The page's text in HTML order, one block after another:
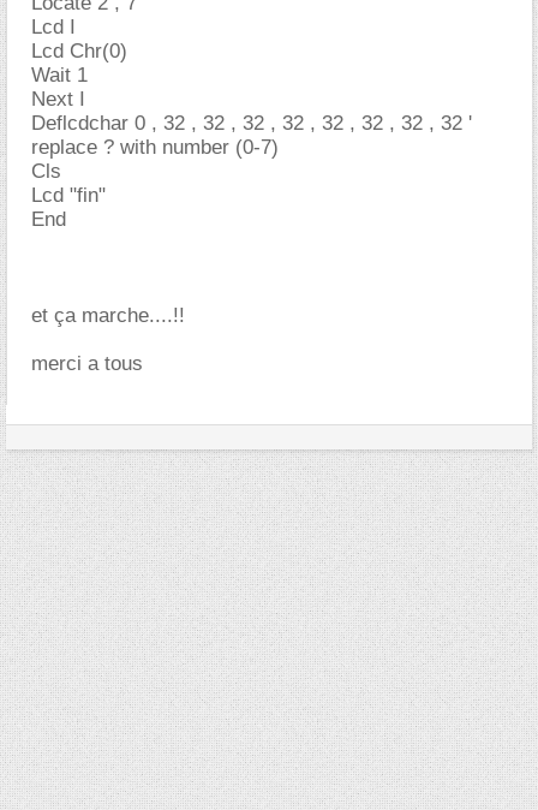
Lcd I
Lcd Chr(0)
Wait 1
Next I
Deflcdchar 0 , 32 , 32 , 32 , 32 , 32 , 32 , 32 , 32 '
replace ? with number (0-7)
Cls
Lcd "fin"
End
et ça marche....!!
merci a tous